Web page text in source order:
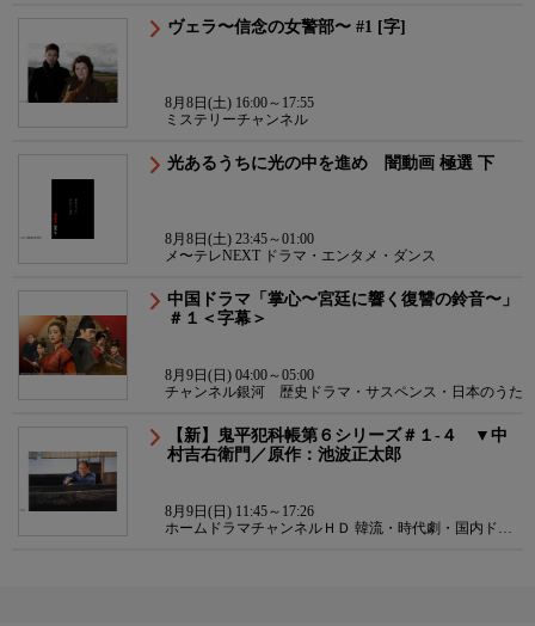
ヴェラ〜信念の女警部〜 #1 [字]
8月8日(土) 16:00～17:55
ミステリーチャンネル
光あるうちに光の中を進め 闇動画 極選 下
8月8日(土) 23:45～01:00
メ〜テレNEXT ドラマ・エンタメ・ダンス
中国ドラマ「掌心〜宮廷に響く復讐の鈴音〜」
＃１＜字幕＞
8月9日(日) 04:00～05:00
チャンネル銀河 歴史ドラマ・サスペンス・日本のうた
【新】鬼平犯科帳第６シリーズ＃１-４ ▼中
村吉右衛門／原作：池波正太郎
8月9日(日) 11:45～17:26
ホームドラマチャンネルＨＤ 韓流・時代劇・国内ドラ